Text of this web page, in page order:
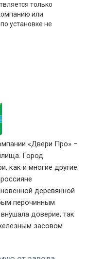
только
или
установке не
«Двери Про» –
Город
как и многие другие
деревянной
перочинным
доверие, так
засовом.